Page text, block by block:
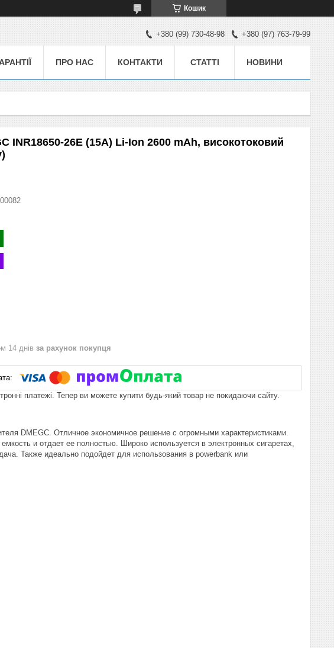
Кошик
+380 (99) 730-48-98 +380 (97) 763-79-99
ПРО НАС КОНТАКТИ СТАТТІ НОВИНИ
INR18650-26E (15A) Li-Ion 2600 mAh, високотоковий
00082
14 днів за рахунок покупця
платежі. Тепер ви можете купити будь-який товар не покидаючи сайту.
DMEGC. Отличное экономичное решение с огромными характеристиками.
и отдает ее полностью. Широко используется в электронных сигаретах,
Также идеально подойдет для использования в powerbank или